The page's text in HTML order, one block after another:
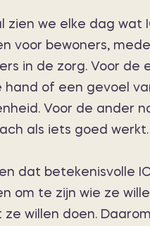
zien we elke dag wat
voor bewoners,
in de zorg. Voor de
hand of een gevoel
Voor de ander
als iets goed werkt.
dat betekenisvolle
om te zijn wie ze
ze willen doen.